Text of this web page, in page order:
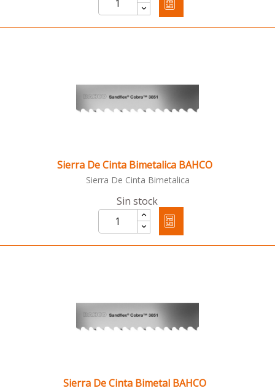
Sierra De Cinta Bimetalica BAHCO
Sierra De Cinta Bimetalica
Sin stock
Sierra De Cinta Bimetal BAHCO